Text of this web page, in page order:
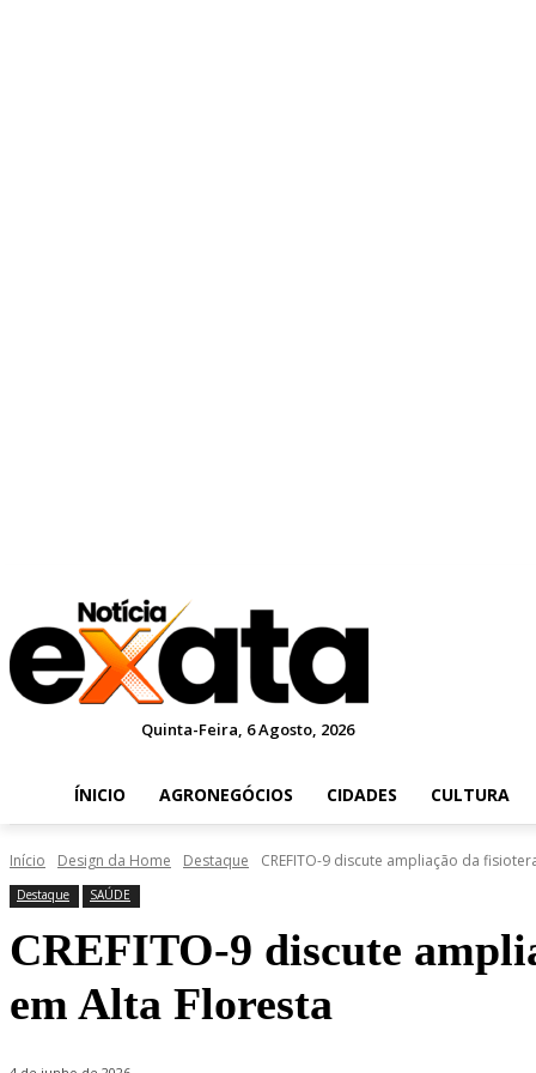
Quinta-Feira, 6 Agosto, 2026
ÍNICIO AGRONEGÓCIOS CIDADES CULTURA
Início Design da Home Destaque CREFITO-9 discute ampliação da
Destaque SAÚDE
CREFITO-9 discute
em Alta Floresta